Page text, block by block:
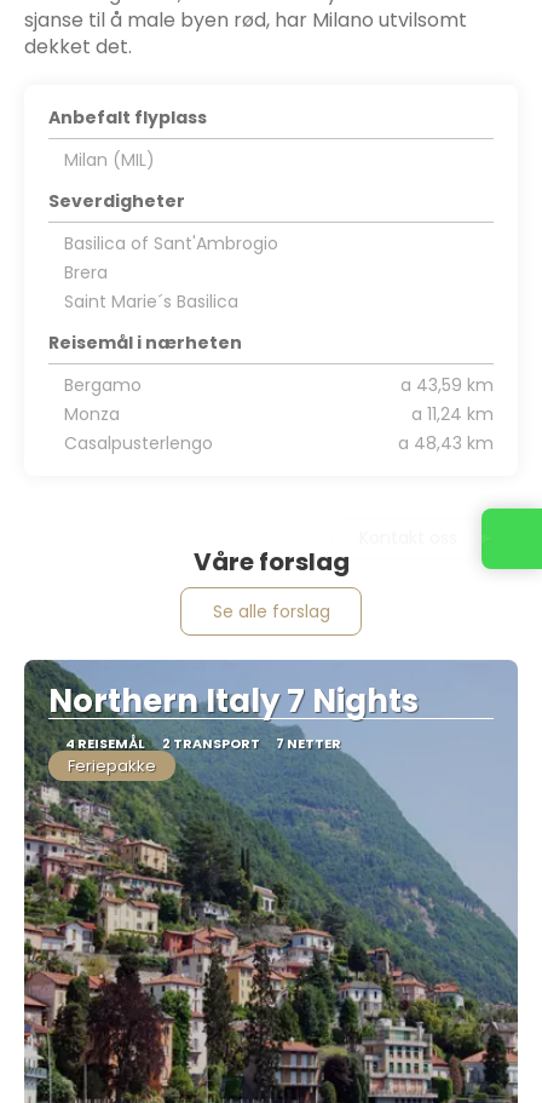
sjanse til å male byen rød, har Milano utvilsomt
dekket det.
Anbefalt flyplass
Milan (MIL)
Severdigheter
Basilica of Sant'Ambrogio
Brera
Saint Marie´s Basilica
Reisemål i nærheten
Bergamo
a 43,59 km
Monza
a 11,24 km
Casalpusterlengo
a 48,43 km
Våre forslag
Se alle forslag
Northern Italy 7 Nights
4 REISEMÅL 2 TRANSPORT 7 NETTER
Feriepakke